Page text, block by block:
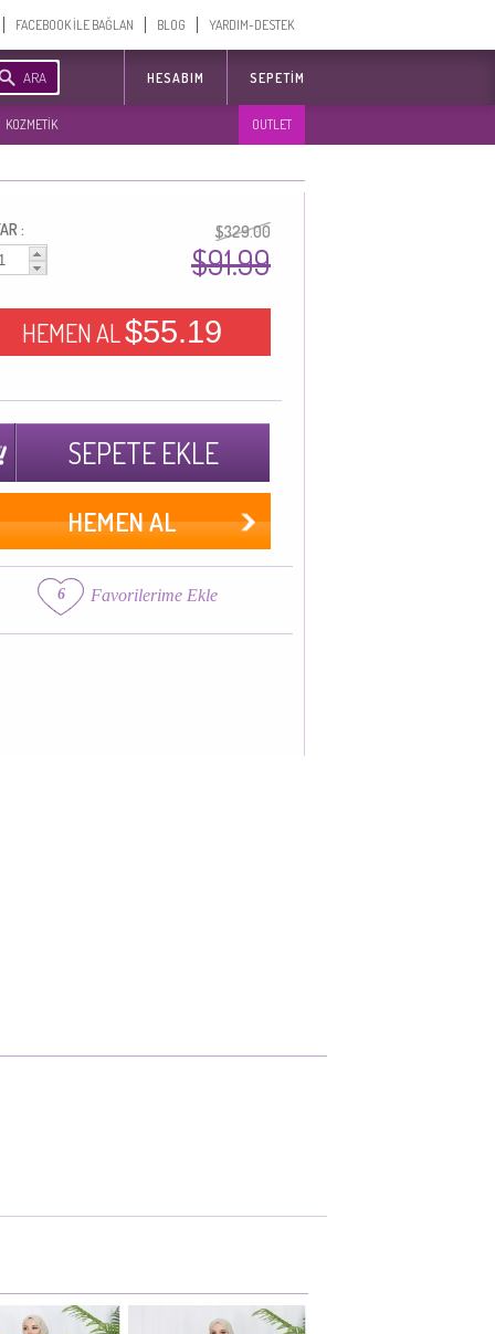
FACEBOOK İLE BAĞLAN BLOG YARDIM-DESTEK
ARA HESABIM SEPETIM
KOZMETİK OUTLET
: $329.00
$91.99
HEMEN AL$55.19
SEPETE EKLE
HEMEN AL
6 Favorilerime Ekle